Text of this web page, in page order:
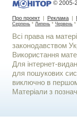
© 2005-
Про проект | Реклама |
Серпень * Липень * Червень *
Всі права на
законодавством
Використання
Для iнтернет-
для пошукових
виключно в
Матеріали з